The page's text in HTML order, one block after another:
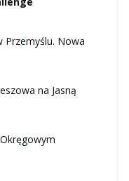
Przemyślu. Nowa
na Jasną